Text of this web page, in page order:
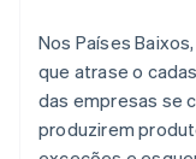
Nos Países
que atrase o
das empresas se
produzirem